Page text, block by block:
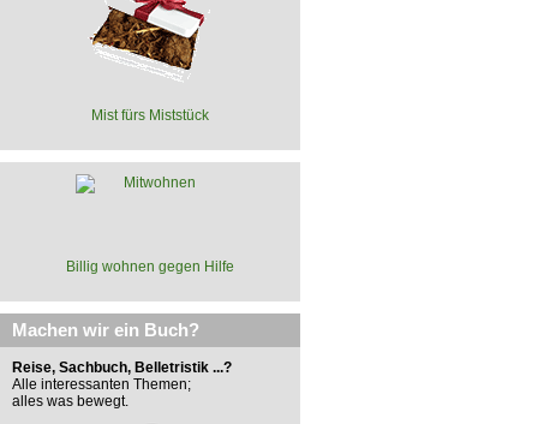
Mist fürs Miststück
Billig wohnen gegen Hilfe
Machen wir ein Buch?
Reise, Sachbuch, Belletristik ...?
Alle interessanten Themen;
alles was bewegt.